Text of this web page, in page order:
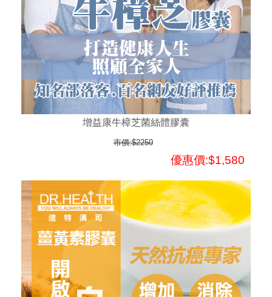
增益康牛樟芝菌絲體膠囊
市價:$2250
優惠價:$1,580